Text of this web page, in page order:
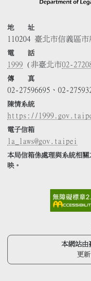
地 址
110204 臺北市信義區
電 話
1999 (非臺北市02-
傳 真
02-27596695、02-
陳情系統
https://
電子信箱
la_laws@gov.taipei
本局信箱係處理與系統相
映。
本網站由
更